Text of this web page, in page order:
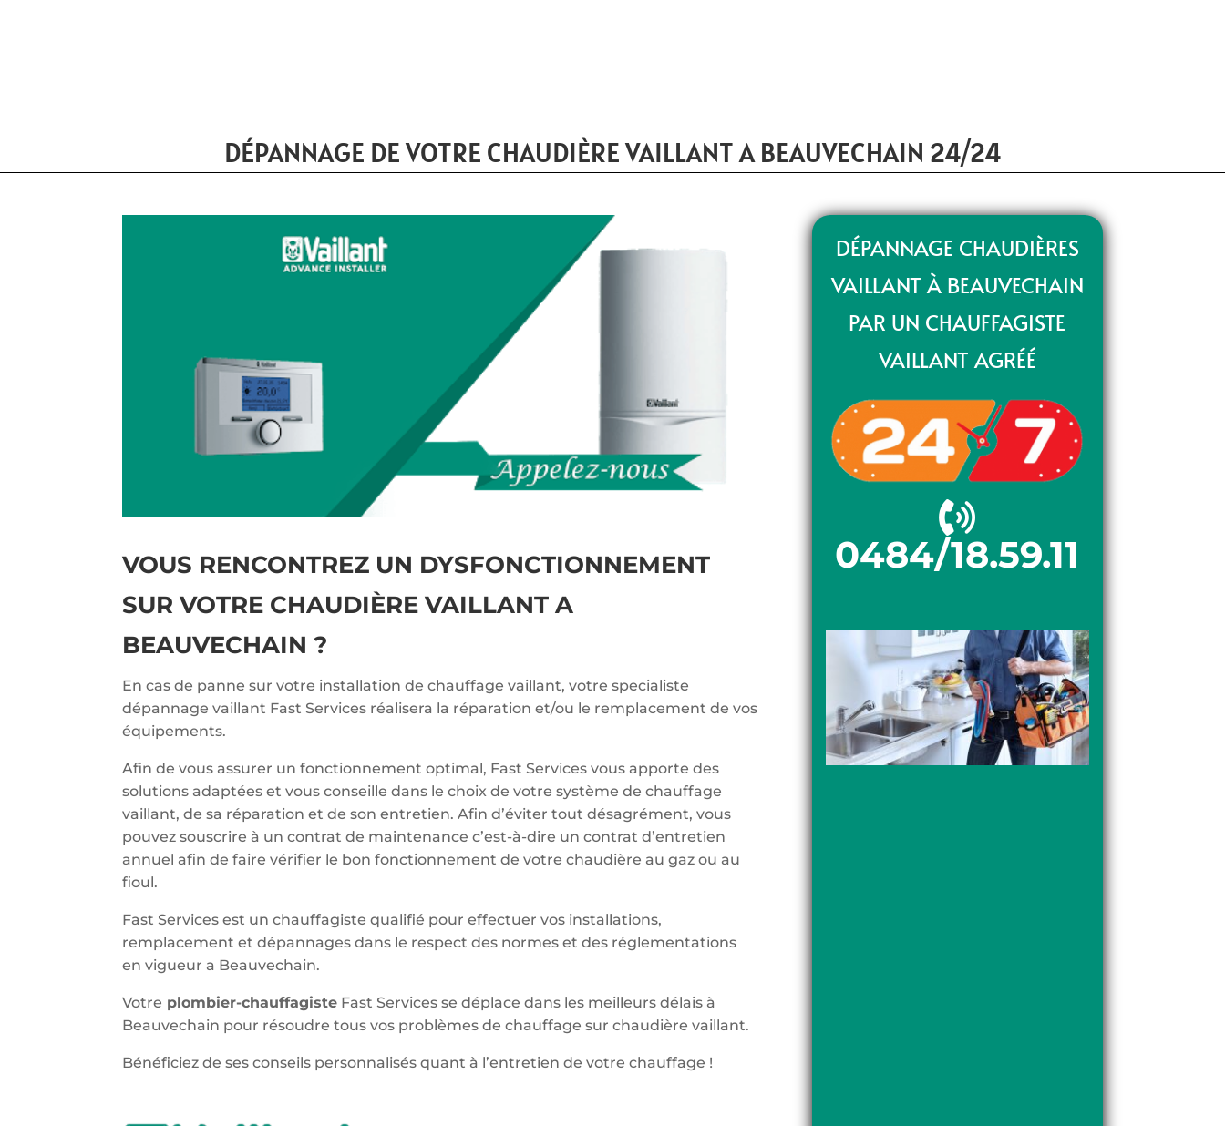
DÉPANNAGE DE VOTRE CHAUDIÈRE VAILLANT A BEAUVECHAIN 24/24
VOUS RENCONTREZ UN DYSFONCTIONNEMENT
SUR VOTRE CHAUDIÈRE VAILLANT A
BEAUVECHAIN ?
En cas de panne sur votre installation de chauffage vaillant, votre specialiste
dépannage vaillant Fast Services réalisera la réparation et/ou le remplacement de vos
équipements.
Afin de vous assurer un fonctionnement optimal, Fast Services vous apporte des
solutions adaptées et vous conseille dans le choix de votre système de chauffage
vaillant, de sa réparation et de son entretien. Afin d’éviter tout désagrément, vous
pouvez souscrire à un contrat de maintenance c’est-à-dire un contrat d’entretien
annuel afin de faire vérifier le bon fonctionnement de votre chaudière au gaz ou au
fioul.
Fast Services est un chauffagiste qualifié pour effectuer vos installations,
remplacement et dépannages dans le respect des normes et des réglementations
en vigueur a Beauvechain.
Votre plombier-chauffagiste Fast Services se déplace dans les meilleurs délais à
Beauvechain pour résoudre tous vos problèmes de chauffage sur chaudière vaillant.
Bénéficiez de ses conseils personnalisés quant à l’entretien de votre chauffage !
DÉPANNAGE CHAUDIÈRES
VAILLANT À BEAUVECHAIN
PAR UN CHAUFFAGISTE
VAILLANT AGRÉÉ
0484/18.59.11